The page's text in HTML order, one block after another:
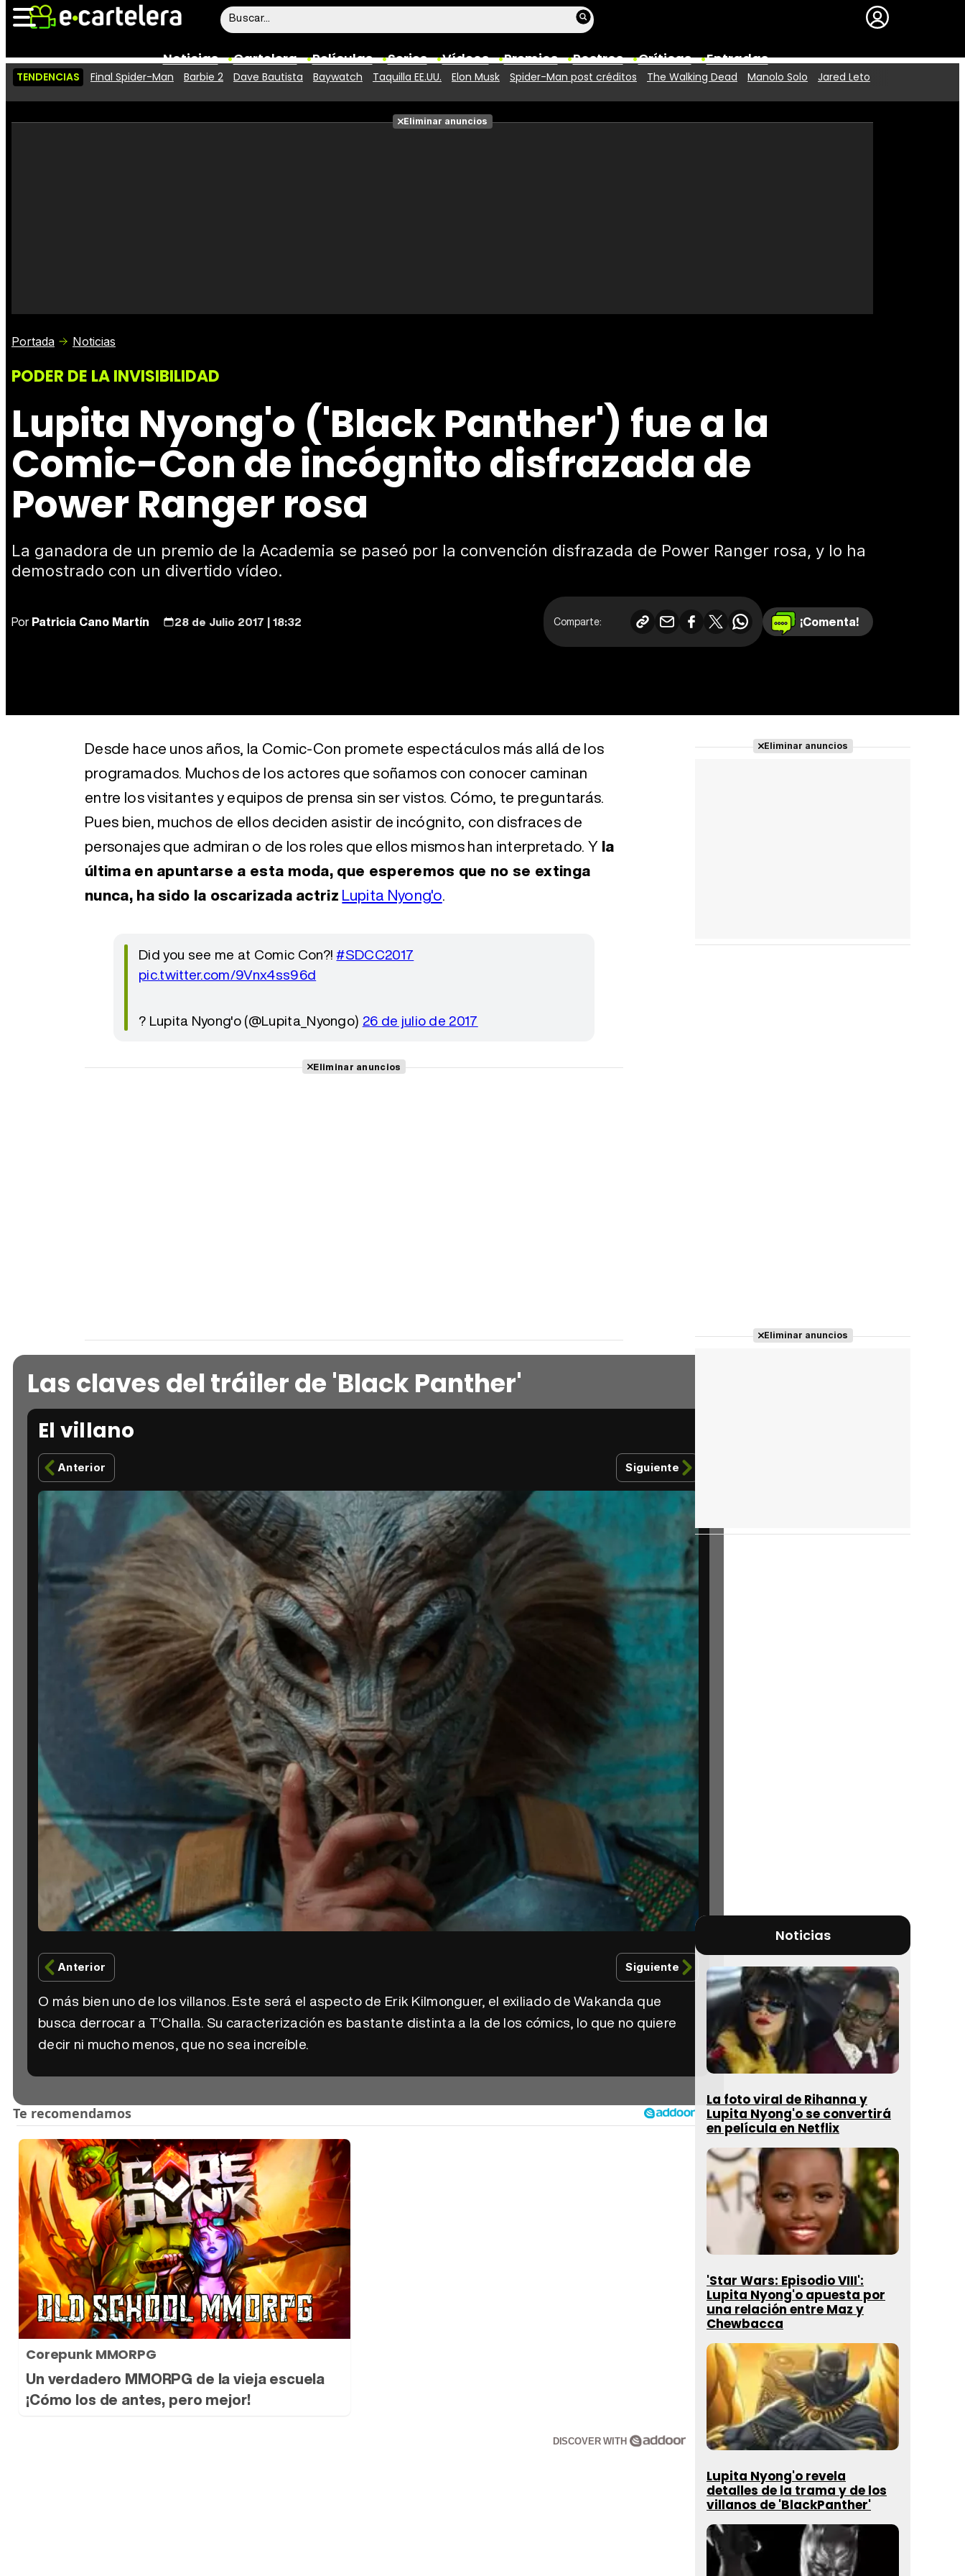
Noticias Cartelera Películas Series Vídeos Premios Rostros Críticas Entradas
Vídeos
Taquilla Fotos
Premios
TENDENCIAS Final Spider-Man Barbie 2 Dave Bautista Baywatch Taquilla EE.UU. Elon Musk Spider-Man post créditos The Walking Dead Manolo Solo Jared Leto
Eliminar anuncios
Portada Noticias
PODER DE LA INVISIBILIDAD
Lupita Nyong'o ('Black Panther') fue a la
Comic-Con de incógnito disfrazada de
Power Ranger rosa
La ganadora de un premio de la Academia se paseó por la convención disfrazada de Power Ranger rosa, y lo ha
demostrado con un divertido vídeo.
PorPatricia Cano Martín 28 de Julio 2017 | 18:32 Comparte: ¡Comenta!
Desde hace unos años, la Comic-Con promete espectáculos más allá de los
programados. Muchos de los actores que soñamos con conocer caminan
entre los visitantes y equipos de prensa sin ser vistos. Cómo, te preguntarás.
Pues bien, muchos de ellos deciden asistir de incógnito, con disfraces de
personajes que admiran o de los roles que ellos mismos han interpretado. Yla
última en apuntarse a esta moda, que esperemos que no se extinga
nunca, ha sido la oscarizada actrizLupita Nyong'o.
Did you see me at Comic Con?!#SDCC2017
pic.twitter.com/9Vnx4ss96d
? Lupita Nyong'o (@Lupita_Nyongo) 26 de julio de 2017
Eliminar anuncios
Las claves del tráiler de 'Black Panther'
El villano
Anterior Siguiente
Anterior Siguiente
O más bien uno de los villanos. Este será el aspecto de Erik Kilmonguer, el exiliado de Wakanda que
busca derrocar a T'Challa. Su caracterización es bastante distinta a la de los cómics, lo que no quiere
decir ni mucho menos, que no sea increíble.
Corepunk MMORPG
Un verdadero MMORPG de la vieja escuela
¡Cómo los de antes, pero mejor!
DISCOVER WITH
Eliminar anuncios
Eliminar anuncios
Noticias
La foto viral de Rihanna y
Lupita Nyong'o se convertirá
en película en Netflix
'Star Wars: Episodio VIII':
Lupita Nyong'o apuesta por
una relación entre Maz y
Chewbacca
Lupita Nyong'o revela
detalles de la trama y de los
villanos de 'BlackPanther'